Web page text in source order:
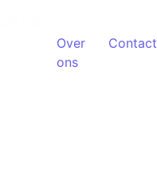
Over
ons
Contact